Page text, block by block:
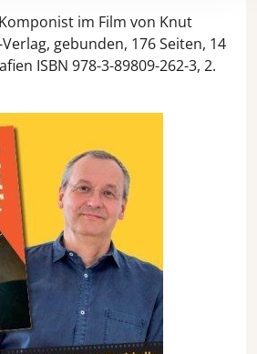
im Film von Knut
gebunden, 176 Seiten, 14
ISBN 978-3-89809-262-3, 2.